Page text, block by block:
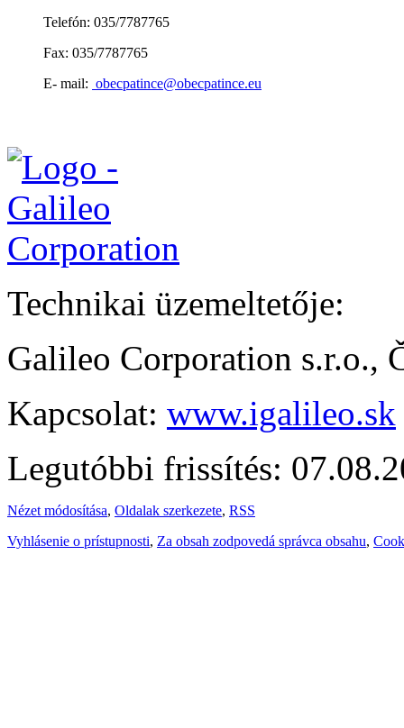
Telefón: 035/7787765
Fax: 035/7787765
E- mail: obecpatince@obecpatince.eu
Technikai üzemeltetője:
Galileo Corporation s.r.o.,
Kapcsolat: www.igalileo.sk
Legutóbbi frissítés:
Nézet módosítása, Oldalak szerkezete, RSS
Vyhlásenie o prístupnosti, Za obsah zodpovedá správca obsahu,